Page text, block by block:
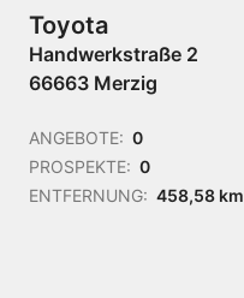
Toyota
Handwerkstraße 2
66663 Merzig
ANGEBOTE: 0
PROSPEKTE: 0
ENTFERNUNG: 458,58 km